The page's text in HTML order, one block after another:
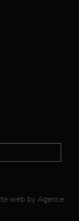
web by Agence